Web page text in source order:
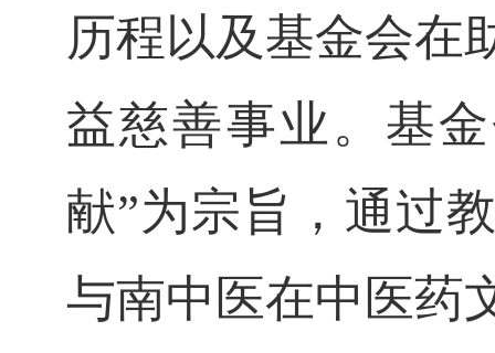
历程以及基金会在
益慈善事业。基
献”为宗旨，通过
与南中医在中医药